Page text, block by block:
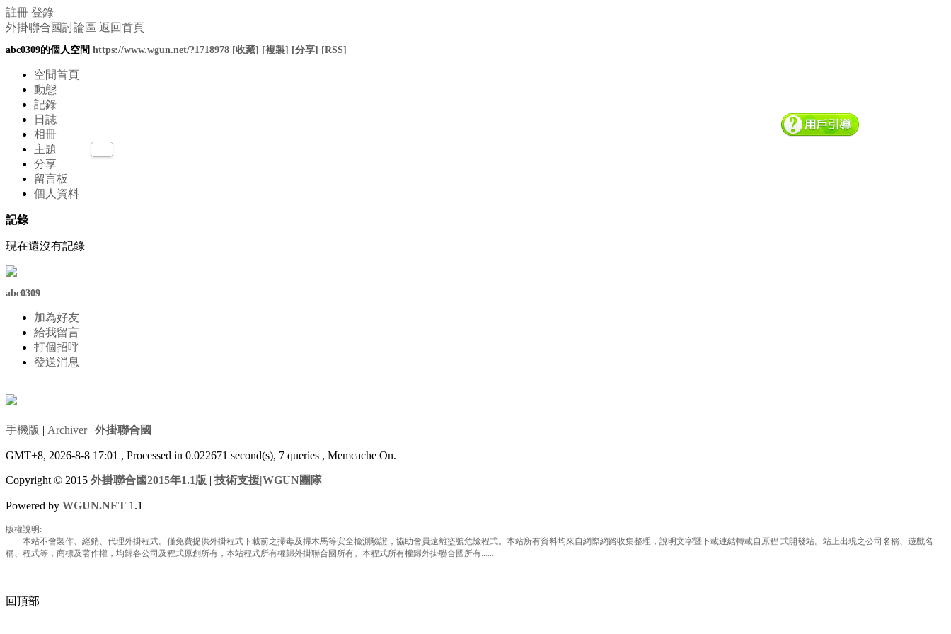
註冊 登錄
外掛聯合國討論區 返回首頁
abc0309的個人空間 https://www.wgun.net/?1718978 [收藏] [複製] [分享] [RSS]
空間首頁
動態
記錄
日誌
相冊
主題
分享
留言板
個人資料
記錄
現在還沒有記錄
abc0309
加為好友
給我留言
打個招呼
發送消息
手機版 | Archiver| 外掛聯合國
GMT+8, 2026-8-8 17:01 , Processed in 0.022671 second(s), 7 queries , Memcache On.
Copyright © 2015 外掛聯合國2015年1.1版 | 技術支援|WGUN團隊
Powered by WGUN.NET 1.1
版權說明:
本站不會製作、經銷、代理外掛程式。僅免費提供外掛程式下載前之掃毒及掃木馬等安全檢測驗證，協助會員遠離盜號危險程式。本站所有資料均來自網際網路收集整理，說明文字暨下載連結轉載自原程 式開發站。站上出現之公司名稱、遊戲名
稱、程式等，商標及著作權，均歸各公司及程式原創所有，本站程式所有權歸外掛聯合國所有。本程式所有權歸外掛聯合國所有.......
回頂部